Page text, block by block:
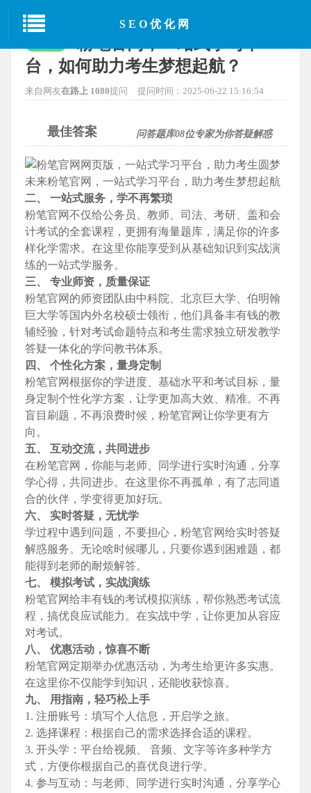
SEO优化网
当前位置：
台，如何助力考生梦想起航？
来自网友在路上 1080提问 提问时间：2025-06-22 15:16:54
最佳答案 问答题库08位专家为你答疑解惑
二、 一站式服务，学不再繁琐
粉笔官网不仅给公务员、教师、司法、考研、盖和会
计考试的全套课程，更拥有海量题库，满足你的许多
样化学需求。在这里你能享受到从基础知识到实战演
练的一站式学服务。
三、 专业师资，质量保证
粉笔官网的师资团队由中科院、北京巨大学、伯明翰
巨大学等国内外名校硕士领衔，他们具备丰有钱的教
辅经验，针对考试命题特点和考生需求独立研发教学
答疑一体化的学问教书体系。
四、 个性化方案，量身定制
粉笔官网根据你的学进度、基础水平和考试目标，量
身定制个性化学方案，让学更加高大效、精准。不再
盲目刷题，不再浪费时候，粉笔官网让你学更有方
向。
五、 互动交流，共同进步
在粉笔官网，你能与老师、同学进行实时沟通，分享
学心得，共同进步。在这里你不再孤单，有了志同道
合的伙伴，学变得更加好玩。
六、 实时答疑，无忧学
学过程中遇到问题，不要担心，粉笔官网给实时答疑
解惑服务。无论啥时候哪儿，只要你遇到困难题，都
能得到老师的耐烦解答。
七、 模拟考试，实战演练
粉笔官网给丰有钱的考试模拟演练，帮你熟悉考试流
程，搞优良应试能力。在实战中学，让你更加从容应
对考试。
八、 优惠活动，惊喜不断
粉笔官网定期举办优惠活动，为考生给更许多实惠。
在这里你不仅能学到知识，还能收获惊喜。
九、 用指南，轻巧松上手
1. 注册账号：填写个人信息，开启学之旅。
2. 选择课程：根据自己的需求选择合适的课程。
3. 开头学：平台给视频、 音频、文字等许多种学方
式，方便你根据自己的喜优良进行学。
4. 参与互动：与老师、同学进行实时沟通，分享学心